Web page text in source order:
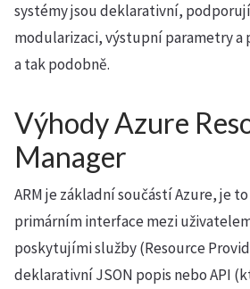
systémy jsou deklarativní,
modularizaci, výstupní parametry a
a tak podobně.
Výhody Azure
Manager
ARM je základní součástí Azure, je
primárním interface mezi
poskytujími služby (Resource
deklarativní JSON popis nebo API